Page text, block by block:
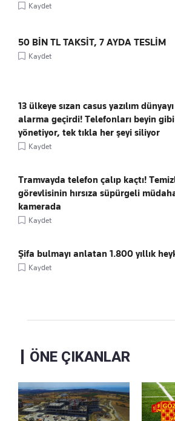
Kaydet
50 BİN TL TAKSİT, 7 AYDA TESLİM
Kaydet
13 ülkeye sızan casus yazılım dünyayı
alarma geçirdi! Telefonları beyin gibi
yönetiyor, tek tıkla her şeyi siliyor
Kaydet
Tramvayda telefon çalıp kaçtı!
görevlisinin hırsıza süpürgeli
kamerada
Kaydet
Şifa bulmayı anlatan 1.800 yıllık
Kaydet
ÖNE ÇIKANLAR